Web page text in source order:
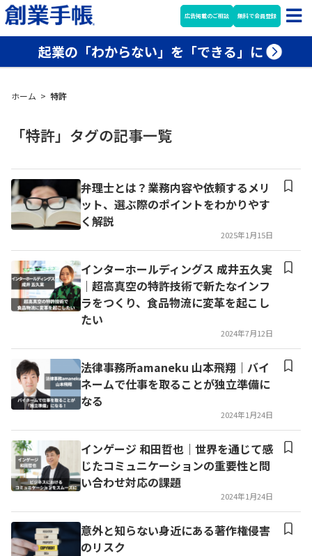
広告掲載のご相談 無料で会員登録
起業の「わからない」を「できる」に
ホーム > 特許
「特許」タグの記事一覧
弁理士とは？業務内容や依頼するメリ
ット、選ぶ際のポイントをわかりやす
く解説
2025年1月15日
インターホールディングス 成井五久実
｜超高真空の特許技術で新たなインフ
ラをつくり、食品物流に変革を起こし
たい
2024年7月12日
法律事務所amaneku 山本飛翔｜バイ
ネームで仕事を取ることが独立準備に
なる
2024年1月24日
インゲージ 和田哲也｜世界を通じて感
じたコミュニケーションの重要性と問
い合わせ対応の課題
2024年1月24日
意外と知らない身近にある著作権侵害
のリスク